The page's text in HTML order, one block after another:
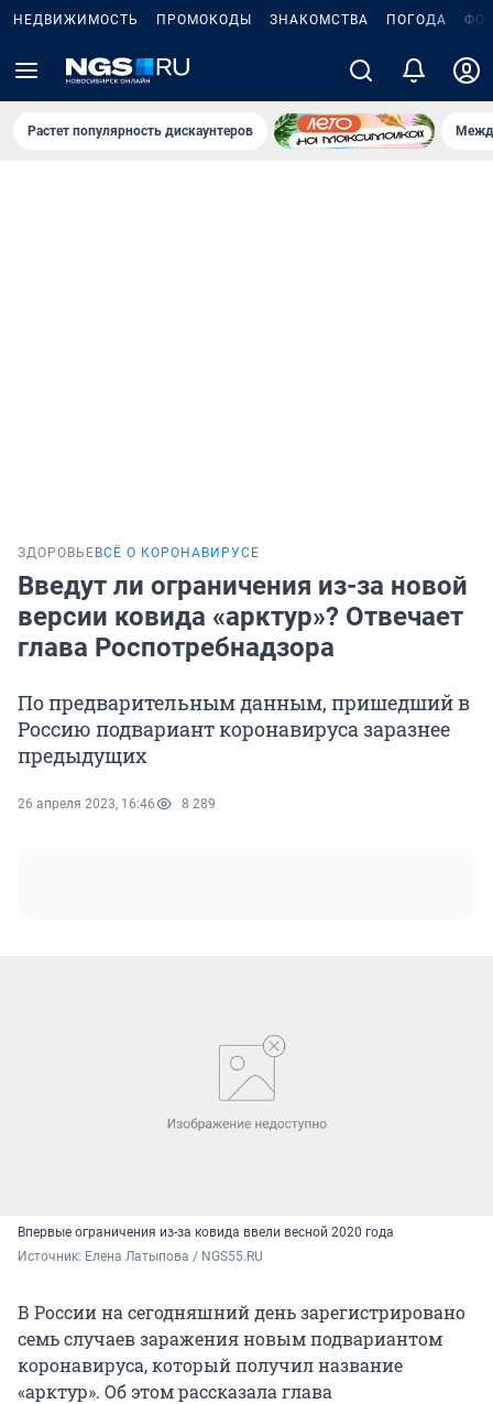
НЕДВИЖИМОСТЬ ПРОМОКОДЫ ЗНАКОМСТВА ПОГОДА
Растет популярность дискаунтеров
ЗДОРОВЬЕ ВСЁ О КОРОНАВИРУСЕ
Введут ли ограничения из-за новой
версии ковида «арктур»? Отвечает
глава Роспотребнадзора
По предварительным данным, пришедший в
Россию подвариант коронавируса заразнее
предыдущих
26 апреля 2023, 16:46 8 289
Впервые ограничения из-за ковида ввели весной 2020 года
Источник: Елена Латыпова / NGS55.RU
В России на сегодняшний день зарегистрировано
семь случаев заражения новым подвариантом
коронавируса, который получил название
«арктур». Об этом рассказала глава